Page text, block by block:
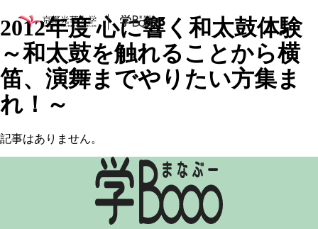
2012年度 心に響く和太鼓体験
～和太鼓を触れることから横
笛、演舞までやりたい方集ま
れ！～
記事はありません。